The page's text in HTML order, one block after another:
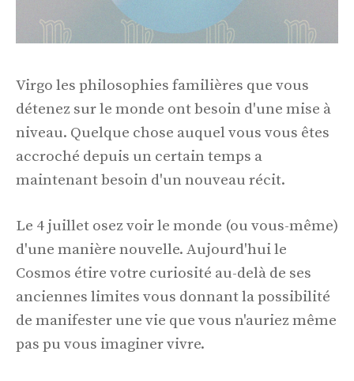
Virgo les philosophies familières que vous
détenez sur le monde ont besoin d'une mise à
niveau. Quelque chose auquel vous vous êtes
accroché depuis un certain temps a
maintenant besoin d'un nouveau récit.
Le 4 juillet osez voir le monde (ou vous-même)
d'une manière nouvelle. Aujourd'hui le
Cosmos étire votre curiosité au-delà de ses
anciennes limites vous donnant la possibilité
de manifester une vie que vous n'auriez même
pas pu vous imaginer vivre.